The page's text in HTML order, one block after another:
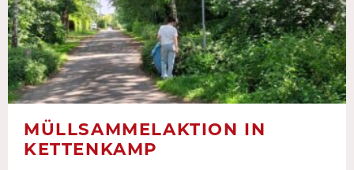
MÜLLSAMMELAKTION IN
KETTENKAMP